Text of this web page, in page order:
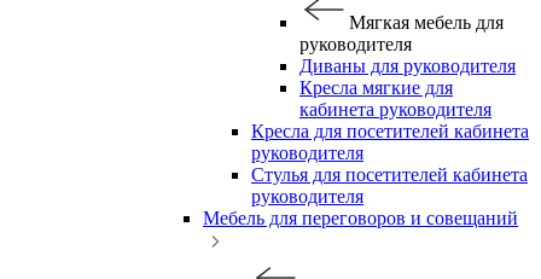
Мягкая мебель для
руководителя
Диваны для руководителя
Кресла мягкие для
кабинета руководителя
Кресла для посетителей кабинета
руководителя
Стулья для посетителей кабинета
руководителя
Мебель для переговоров и совещаний